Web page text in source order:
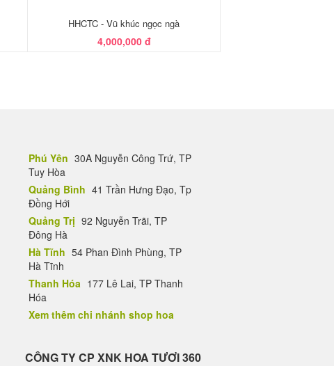
HHCTC - Vũ khúc ngọc ngà
4,000,000 đ
Phú Yên 30A Nguyễn Công Trứ, TP
Tuy Hòa
Quảng Bình 41 Trần Hưng Đạo, Tp
Đồng Hới
Quảng Trị 92 Nguyễn Trãi, TP
Đông Hà
Hà Tĩnh 54 Phan Đình Phùng, TP
Hà Tĩnh
Thanh Hóa 177 Lê Lai, TP Thanh
Hóa
Xem thêm chi nhánh shop hoa
CÔNG TY CP XNK HOA TƯƠI 360